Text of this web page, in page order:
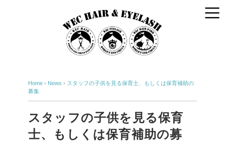
Home › News › スタッフの子供を見る保育士、もしくは保育補助の
募集
スタッフの子供を見る保育
士、もしくは保育補助の募